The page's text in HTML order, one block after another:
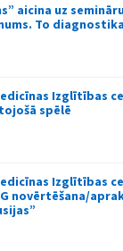
aicina uz
To
Izglītības
spēlē
Izglītības
novērtēšana/